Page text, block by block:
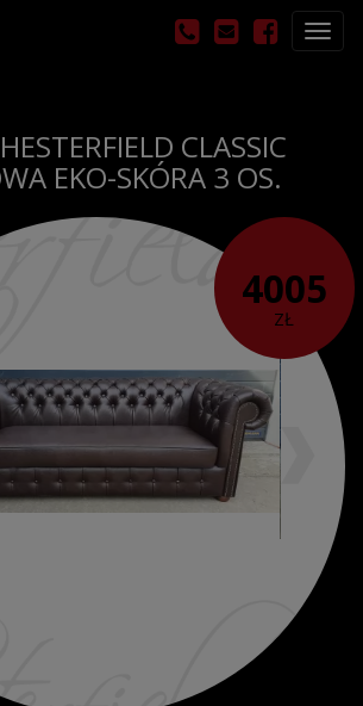
CLASSIC
EKO-SKÓRA 3 OS.
4005
ZŁ